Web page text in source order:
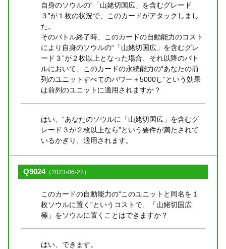
自身のソウルの“「山姥切国広」を含むグレード
３”が１枚の状況で、このカードがアタックしまし
た。
そのバトル終了時、このカードの自動能力のコスト
により自身のソウルの“「山姥切国広」を含むグレ
ード３”が２枚以上となった場合、それ以降のバト
ルにおいて、このカードの永続能力の“あなたの前
列のユニットすべてのパワー＋5000し”という効果
は前列のユニットに適用されますか？
はい、“あなたのソウルに「山姥切国広」を含むグ
レード３が２枚以上なら”という要件が満たされて
いるかぎり、適用されます。
Q9024（2023-06-22）
このカードの自動能力の“このユニットと同名を１
枚ソウルに置く”というコストで、「山姥切国広
極」をソウルに置くことはできますか？
はい、できます。